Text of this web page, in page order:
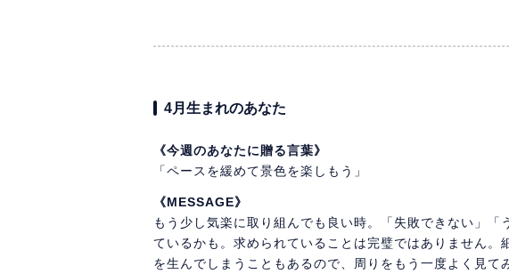
4月生まれのあなた
《今週のあなたに贈る言葉》
「ペースを緩めて景色を楽しもう」
《MESSAGE》
もう少し気楽に取り組んでも良い時。「失敗できない」「
ているかも。求められていることは完璧ではありません
を生んでしまうこともあるので、周りをもう一度よく見